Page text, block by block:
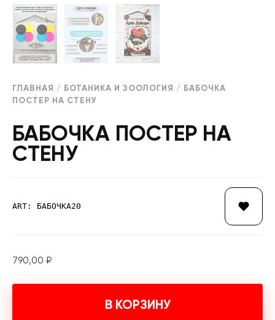
ГЛАВНАЯ / БОТАНИКА И ЗООЛОГИЯ / БАБОЧКА
ПОСТЕР НА СТЕНУ
БАБОЧКА ПОСТЕР НА
СТЕНУ
ART: БАБОЧКА20
790,00 ₽
В КОРЗИНУ